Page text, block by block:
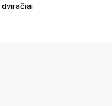
dviračiai